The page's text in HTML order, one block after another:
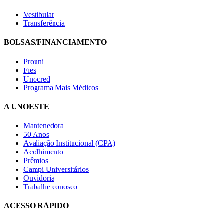
Vestibular
Transferência
BOLSAS/FINANCIAMENTO
Prouni
Fies
Unocred
Programa Mais Médicos
A UNOESTE
Mantenedora
50 Anos
Avaliação Institucional (CPA)
Acolhimento
Prêmios
Campi Universitários
Ouvidoria
Trabalhe conosco
ACESSO RÁPIDO